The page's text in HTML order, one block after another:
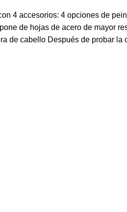
4 accesorios: 4 opciones de
de hojas de acero de mayor
de cabello Después de probar la